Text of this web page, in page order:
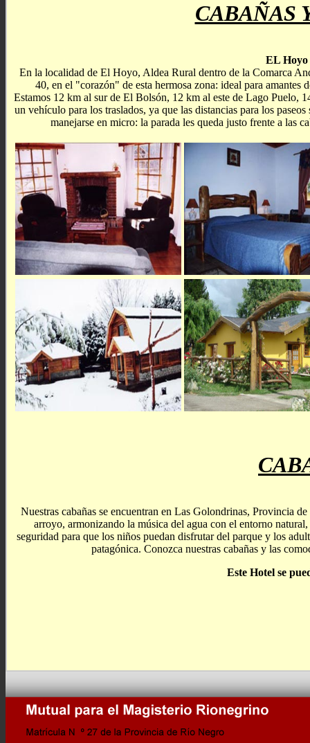
CABAÑAS
EL
En la localidad de El Hoyo, Aldea Rural dentro de la Comarca
40, en el "corazón" de esta hermosa zona: ideal para
Estamos 12 km al sur de El Bolsón, 12 km al este de Lago Puelo,
un vehículo para los traslados, ya que las distancias para los
manejarse en micro: la parada les queda justo frente a las
Nuestras cabañas se encuentran en Las Golondrinas, Provincia
arroyo, armonizando la música del agua con el entorno
seguridad para que los niños puedan disfrutar del parque y los
patagónica. Conozca nuestras cabañas y las
Este Hotel se